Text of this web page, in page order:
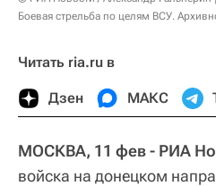
Боевая стрельба по целям ВСУ.
Читать ria.ru в
Дзен МАКС
МОСКВА, 11 фев - РИА
войска на донецком